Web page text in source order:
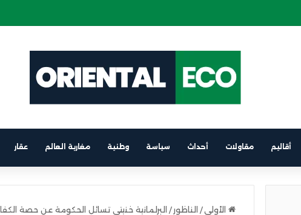
في سيارة كهربائية على متن باخرة الرابط بين برشلونة والناظور
أقاليم مقاولات أحداث سياسة وطنية مغاربة العالم عقار
الأولى / الناظور / البرلمانية خنيتي تسائل الحكومة عن حصة